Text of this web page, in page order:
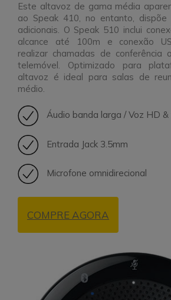
Este altavoz de gama média
ao Speak 410, no entanto, dispõe
adicionais. O Speak 510 inclui
alcance até 100m e conexão
realizar chamadas de conferência
telemóvel. Optimizado para
altavoz é ideal para salas de
médio.
Áudio banda larga / Voz HD
Entrada Jack 3.5mm
Microfone omnidirecional
COMPRE AGORA